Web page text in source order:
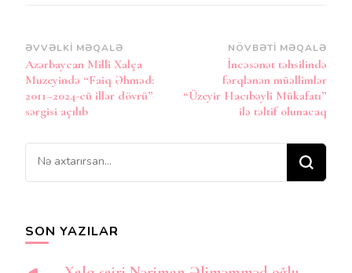
Post
Naviqasiya
ƏVVƏLKI MƏQALƏ
Azərbaycan Milli Xalça
Muzeyində “Faiq Əhməd:
2011–2024-cü illər dövrü”
sərgisi açılıb
NÖVBƏTI MƏQALƏ
İncəsənət təhsilində
fərqlənən müəllimlər
“Üzeyir Hacıbəyli Mükafatı”
ilə təltif olunacaq
Bir
şey
SON YAZILAR